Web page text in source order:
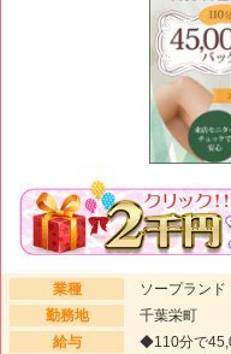
業種
ソープランド
勤務地
千葉栄町
給与
◆110分で